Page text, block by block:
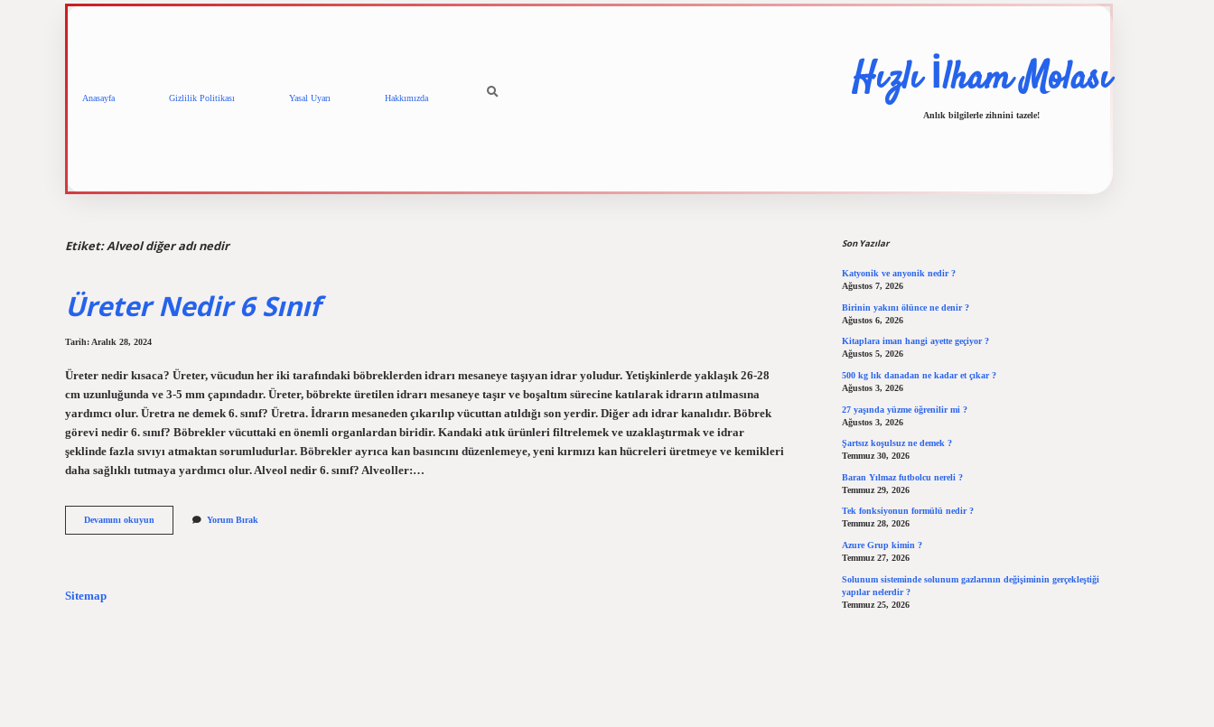
Anasayfa Gizlilik Politikası Yasal Uyarı Hakkımızda Hızlı İlham Molası
Anlık bilgilerle zihnini tazele!
Etiket:Alveol diğer adı nedir
Üreter Nedir 6 Sınıf
Tarih: Aralık 28, 2024
Üreter nedir kısaca? Üreter, vücudun her iki tarafındaki böbreklerden idrarı mesaneye taşıyan idrar yoludur. Yetişkinlerde yaklaşık 26-28
cm uzunluğunda ve 3-5 mm çapındadır. Üreter, böbrekte üretilen idrarı mesaneye taşır ve boşaltım sürecine katılarak idrarın atılmasına
yardımcı olur. Üretra ne demek 6. sınıf? Üretra. İdrarın mesaneden çıkarılıp vücuttan atıldığı son yerdir. Diğer adı idrar kanalıdır. Böbrek
görevi nedir 6. sınıf? Böbrekler vücuttaki en önemli organlardan biridir. Kandaki atık ürünleri filtrelemek ve uzaklaştırmak ve idrar
şeklinde fazla sıvıyı atmaktan sorumludurlar. Böbrekler ayrıca kan basıncını düzenlemeye, yeni kırmızı kan hücreleri üretmeye ve kemikleri
daha sağlıklı tutmaya yardımcı olur. Alveol nedir 6. sınıf? Alveoller:…
Devamını okuyun
Nedir
Yorum Bırak
Sitemap
Son Yazılar
Katyonik ve anyonik nedir ?
Ağustos 7, 2026
Birinin yakını ölünce ne denir ?
Ağustos 6, 2026
Kitaplara iman hangi ayette geçiyor ?
Ağustos 5, 2026
500 kg lık danadan ne kadar et çıkar ?
Ağustos 3, 2026
27 yaşında yüzme öğrenilir mi ?
Ağustos 3, 2026
Şartsız koşulsuz ne demek ?
Temmuz 30, 2026
Baran Yılmaz futbolcu nereli ?
Temmuz 29, 2026
Tek fonksiyonun formülü nedir ?
Temmuz 28, 2026
Azure Grup kimin ?
Temmuz 27, 2026
Solunum sisteminde solunum gazlarının değişiminin gerçekleştiği
yapılar nelerdir ?
Temmuz 25, 2026